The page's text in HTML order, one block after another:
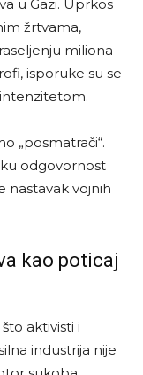
u Gazi. Uprkos
žrtvama,
miliona
isporuke su se
„posmatrači“.
odgovornost
nastavak vojnih
kao poticaj
aktivisti i
industrija nije